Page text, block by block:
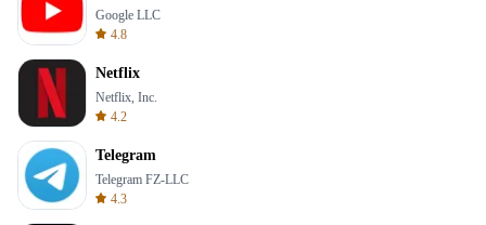
Google LLC
4.8
Netflix
Netflix, Inc.
4.2
Telegram
Telegram FZ-LLC
4.3